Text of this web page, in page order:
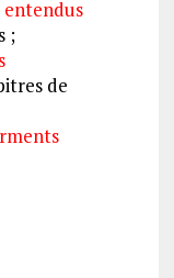
entendus
;
de